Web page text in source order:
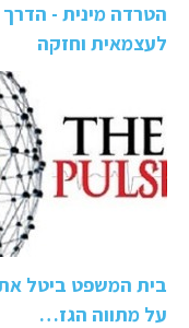
הטרדה מינית -
לעצמאית וחזקה
בית המשפט ביטל
על מתווה הגז…